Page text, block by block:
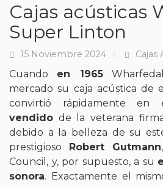
Cajas acústicas
Super Linton
Fecha
15 Noviembre 2024 Tags
Cajas
Cuando en 1965
mercado su caja acústica de
convirtió rápidamente
vendido de la veterana
debido a la belleza de su
prestigioso Robert Gutmann
Council, y, por supuesto, a su
sonora. Exactamente el